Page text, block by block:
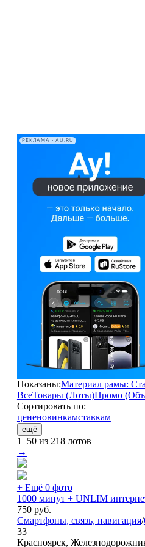
РЕКЛАМА • AU.RU
Показаны:Материал рамы:
ВсеТовары (Лоты)Промо
Сортировать по:
цененовинкамставкам
ещё
1–50 из 218 лотов
→
+ Ещё 0 фото
1000 минут + UNLIM
750 руб.
Смартфоны, связь, навигация/
33
Красноярск,